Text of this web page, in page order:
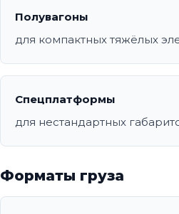
Полувагоны
для компактных тяжёлых
Спецплатформы
для нестандартных
Форматы груза